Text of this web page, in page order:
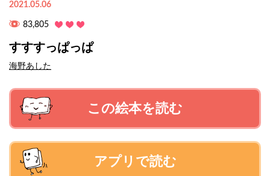
2021.05.06
83,805
すすすっぱっぱ
海野あした
この絵本を読む
アプリで読む